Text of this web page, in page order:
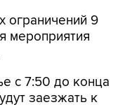
ограничений 9
мероприятия
с 7:50 до конца
заезжать к